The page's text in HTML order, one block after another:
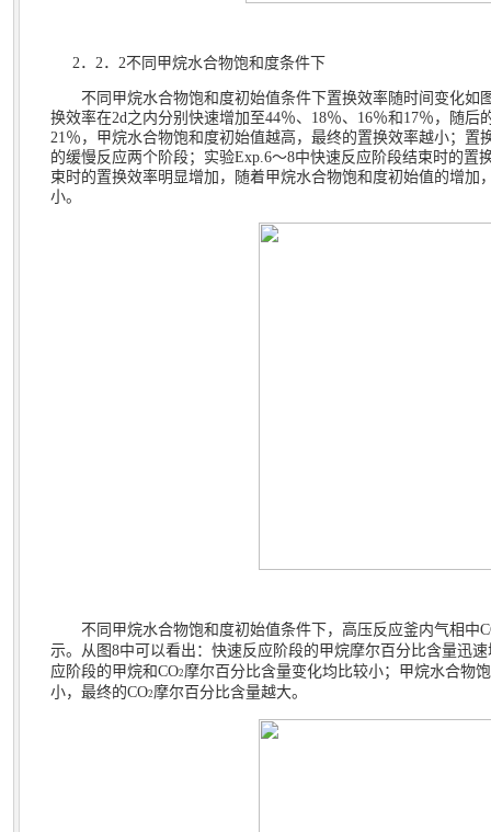
2 ． 2 ． 2不同甲烷水合物饱和度条件下
不同甲烷水合物饱和度初始值条件下置换效率随时间变化如
换效率在2d 之内分别快速增加至44％、 18％、 16％和 17％，随后
21 ％，甲烷水合物饱和度初始值越高，最终的置换效率越小；置
的缓慢反应两个阶段；实验Exp.6～8中快速反应阶段结束时的置
束时的置换效率明显增加，随着甲烷水合物饱和度初始值的增加
小。
不同甲烷水合物饱和度初始值条件下，高压反应釜内气相中
示。从图8中可以看出：快速反应阶段的甲烷摩尔百分比含量迅
应阶段的甲烷和CO2 摩尔百分比含量变化均比较小；甲烷水合物
小，最终的CO2 摩尔百分比含量越大。